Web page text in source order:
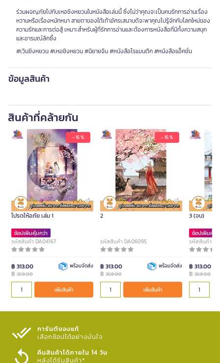
ร่วมผจญภัยไปกับเหอชิงหยวนในหนังสือเล่มนี้ ซึ่งไม่ว่าคุณจะเป็นคนรักการอ่านเรื่อง
หวานหรือเรื่องหนักหนา สายตาของใต้เท้าอัครเสนาบดีจะพาคุณไปรู้จักกับโลกใหม่ของ
ความรักและการต่อสู้ เหมาะสำหรับผู้ที่รักการอ่านและต้องการหนังสือที่มีทั้งความสนุก
และอารมณ์ลึกซึ้ง
#เวินชิงหยวน #เหอชิงหยวน #นิยายจีน #หนังสือโรแมนติก #หนังสือแอ็คชั่น
ข้อมูลสินค้า
สินค้าที่คล้ายกัน
- 15 %
หนังสือ บัณฑิตชาวนา ขอท่านใต้เท้า
โปรดให้อภัย เล่ม 1
ช้อปเพิ่มคุ้มกว่า
รหัสสินค้า DA04167
฿ 313.00
฿ 369.00
พร้อมจัดส่ง
เพิ่มสินค้า
- 15 %
หนังสือ ไม่งามสง่าเท่าเสด็จอา เล่ม
2
รหัสสินค้า DA06095
฿ 313.00
฿ 369.00
พร้อมจัดส่ง
เพิ่มสินค้า
หนังสือ ไม่ง
3 (จบ)
ช้อปเพิ่มคุ้ม
รหัสสินค้า
฿ 313.00
฿369.00
การันตีของแท้
เลือกช้อปได้อย่างมั่นใจ​
คืนสินค้าได้ภายใน 14 วัน
หลังได้รับสินค้า*